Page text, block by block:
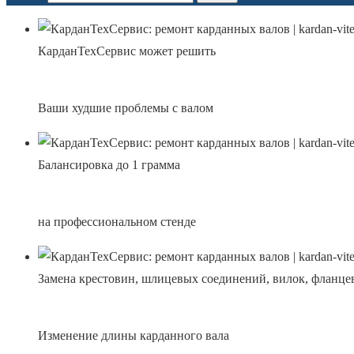
КарданТехСервис может решить
Ваши худшие проблемы с валом
Балансировка до 1 грамма
на профессиональном стенде
Замена крестовин, шлицевых соединений, вилок,
Изменение длины карданного вала